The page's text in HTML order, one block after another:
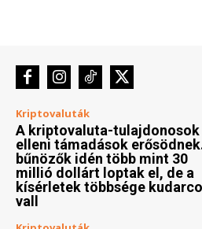
malmára hajtja a vizet. Hamis
szabályozók csábítják az
átruházására
Kriptovaluták
Az XRP nagy mennyiségben
tűnik el a tőzsdékről. A
befektetők a trend
megfordulására készülnek?